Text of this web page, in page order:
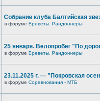
Собрание клуба Балтийская
в форуме Бреветы. Рандоннеры
25 января. Велопробег "По
в форуме Бреветы. Рандоннеры
23.11.2025 г. — "Покровская
в форуме Соревнования - МТБ